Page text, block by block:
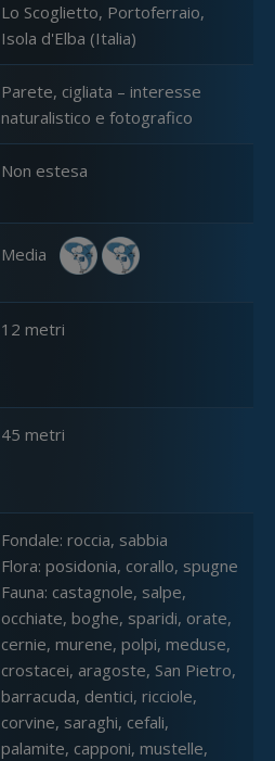
Lo Scoglietto, Portoferraio,
Isola d'Elba (Italia)
Parete, cigliata – interesse
naturalistico e fotografico
Non estesa
Media
12 metri
45 metri
Fondale: roccia, sabbia
Flora: posidonia, corallo, spugne
Fauna: castagnole, salpe,
occhiate, boghe, sparidi, orate,
cernie, murene, polpi, meduse,
crostacei, aragoste, San Pietro,
barracuda, dentici, ricciole,
corvine, saraghi, cefali,
palamite, capponi, mustelle,